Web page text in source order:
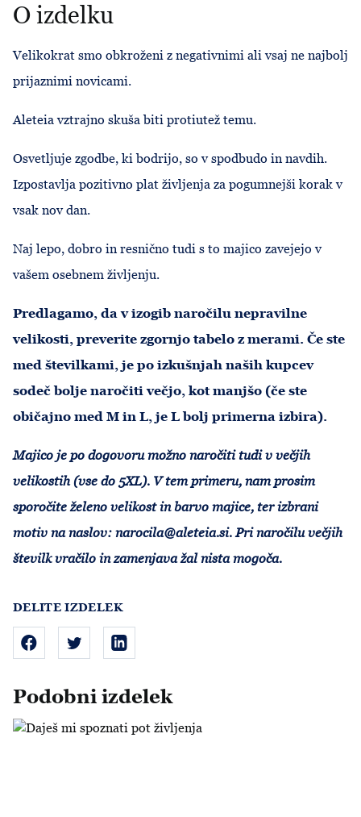
DELITE IZDELEK
O izdelku
Velikokrat smo obkroženi z negativnimi ali vsaj ne najbolj
prijaznimi novicami.
Aleteia vztrajno skuša biti protiutež temu.
Osvetljuje zgodbe, ki bodrijo, so v spodbudo in navdih.
Izpostavlja pozitivno plat življenja za pogumnejši korak v
vsak nov dan.
Naj lepo, dobro in resnično tudi s to majico zavejejo v
vašem osebnem življenju.
Predlagamo, da v izogib naročilu nepravilne
velikosti, preverite zgornjo tabelo z merami. Če ste
med številkami, je po izkušnjah naših kupcev
sodeč bolje naročiti večjo, kot manjšo (če ste
običajno med M in L, je L bolj primerna izbira).
Majico je po dogovoru možno naročiti tudi v večjih
velikostih (vse do 5XL). V tem primeru, nam prosim
sporočite želeno velikost in barvo majice, ter izbrani
motiv na naslov: narocila@aleteia.si. Pri naročilu večjih
številk vračilo in zamenjava žal nista mogoča.
Podobni izdelek
Daješ mi spoznati pot življenja